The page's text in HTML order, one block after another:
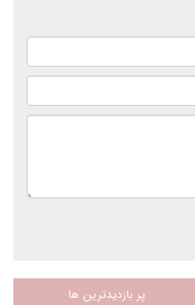
پر بازدیدترین ها